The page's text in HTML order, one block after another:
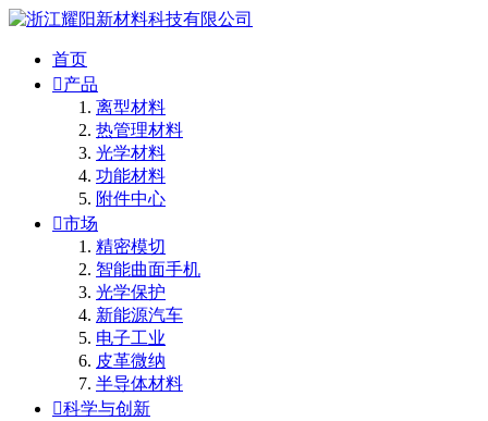
首页
产品
离型材料
热管理材料
光学材料
功能材料
附件中心
市场
精密模切
智能曲面手机
光学保护
新能源汽车
电子工业
皮革微纳
半导体材料
科学与创新